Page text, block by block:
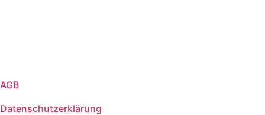
AGB
Datenschutzerklärung